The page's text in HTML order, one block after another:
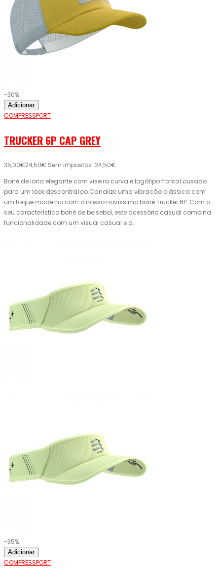
-30%
Adicionar
COMPRESSPORT
TRUCKER 6P CAP GREY
35,00€24,50€ Sem impostos: 24,50€
Boné de lona elegante com viseira curva e logótipo frontal ousado
para um look descontraído Canalize uma vibração clássica com
um toque moderno com o nosso novíssimo boné Trucker 6P. Com o
seu característico boné de beisebol, este acessório casual combina
funcionalidade com um visual casual e a..
-35%
Adicionar
COMPRESSPORT